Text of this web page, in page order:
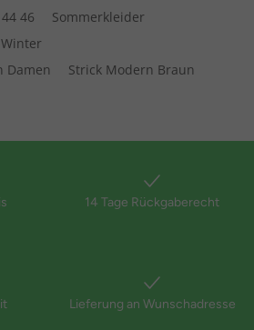
46
Sommerkleider
Damen
Strick Modern Braun
14 Tage Rückgaberecht
Lieferung an Wunschadresse